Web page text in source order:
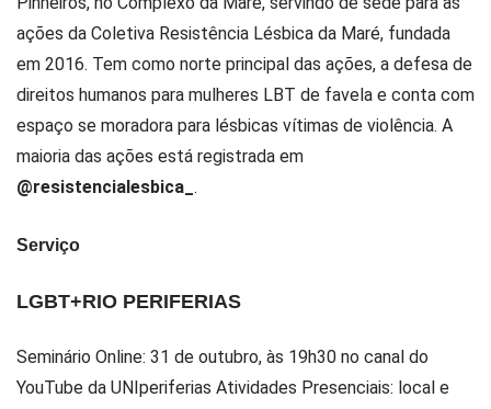
ações da Coletiva Resistência Lésbica da Maré, fundada
em 2016. Tem como norte principal das ações, a defesa de
direitos humanos para mulheres LBT de favela e conta com
espaço se moradora para lésbicas vítimas de violência. A
maioria das ações está registrada em
@resistencialesbica_ .
Serviço
LGBT+RIO PERIFERIAS
Seminário Online: 31 de outubro, às 19h30 no canal do
YouTube da UNIperiferias Atividades Presenciais: local e